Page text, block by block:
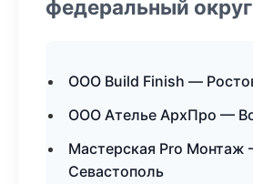
федеральный округ
ООО Build Finish —
ООО Ателье АрхПро —
Мастерская Pro Монтаж
Севастополь